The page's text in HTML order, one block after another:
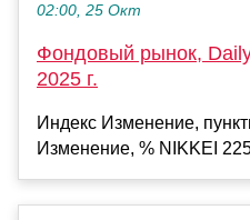
02:00, 25 Окт
Фондовый рынок,
2025 г.
Индекс Изменение,
Изменение, % NIKKEI